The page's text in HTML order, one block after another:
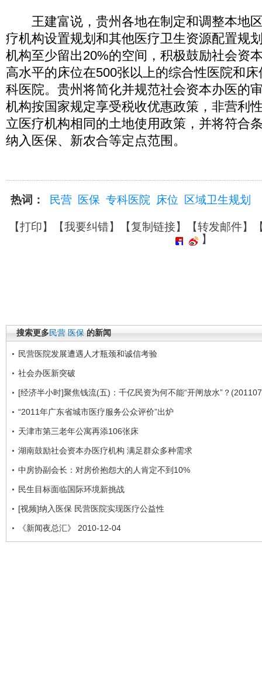
王建富说，贵州各地在制定和调整本地
疗机构设置规划和其他医疗卫生资源配置规
机构至少留出20%的空间，积极鼓励社会资
高水平的床位在500张以上的综合性医院和
科医院。贵州将简化并规范社会资本办医的
机构按国家规定享受税收优惠政策，非营利
立医疗机构相同的土地使用政策，并将符合
纳入医保、新农合等定点范围。
热词： 民营 医保 专科医院 床位 区域卫生规划
【打印】【我要纠错】【复制链接】【转发邮件】
】
搜索更多民营 医保 的新闻
民营医院发展遭遇人才瓶颈和诚信考验
社会办医新突破
[经济半小时]聚焦钱流(五)：千亿民资为何不能“开闸放水”？
“2011年广东省城市医疗服务公众评价”出炉
天津市第三老年公寓再添106张床
湖南鼓励社会资本办医疗机构 满足群众多种需求
中房协副会长：对房价抱怨大的人肯定不到10%
民生目标面临国际环境新挑战
[视频]纳入医保 民营医院实现医疗公益性
《新闻夜总汇》 2010-12-04